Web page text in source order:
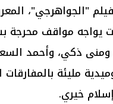
فيلم "الجواهرجي"،
يواجه مواقف محرجة
ذكي، وأحمد
مليئة
خيري.